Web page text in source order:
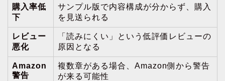
購入率低
下
サンプル版で内容構成が分からず、購入
を見送られる
レビュー
悪化
「読みにくい」という低評価レビューの
原因となる
Amazon
警告
複数章がある場合、Amazon側から警告
が来る可能性